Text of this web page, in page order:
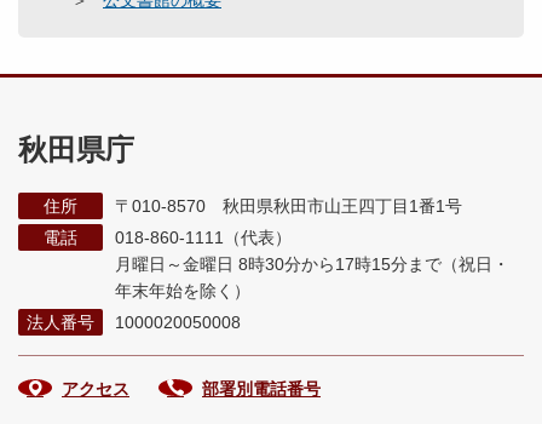
秋田県庁
住所
〒010-8570 秋田県秋田市山王四丁目1番1号
電話
018-860-1111（代表）
月曜日～金曜日 8時30分から17時15分まで （祝日・
年末年始を除く）
法人番号
1000020050008
アクセス 部署別電話番号